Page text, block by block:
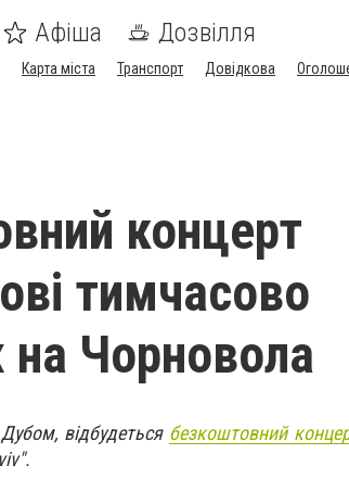
Афіша Дозвілля
Карта міста Транспорт Довідкова
концерт
тимчасово
на Чорновола
відбудеться безкоштовний